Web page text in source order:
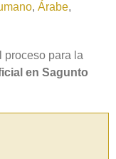
, Árabe,
proceso para la
en Sagunto